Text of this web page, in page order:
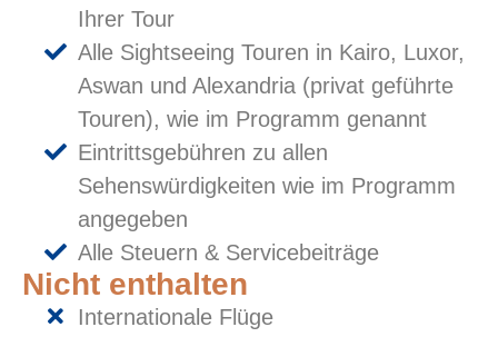
Ihrer Tour
Alle Sightseeing Touren in Kairo, Luxor,
Aswan und Alexandria (privat geführte
Touren), wie im Programm genannt
Eintrittsgebühren zu allen
Sehenswürdigkeiten wie im Programm
angegeben
Alle Steuern & Servicebeiträge
Nicht enthalten
Internationale Flüge